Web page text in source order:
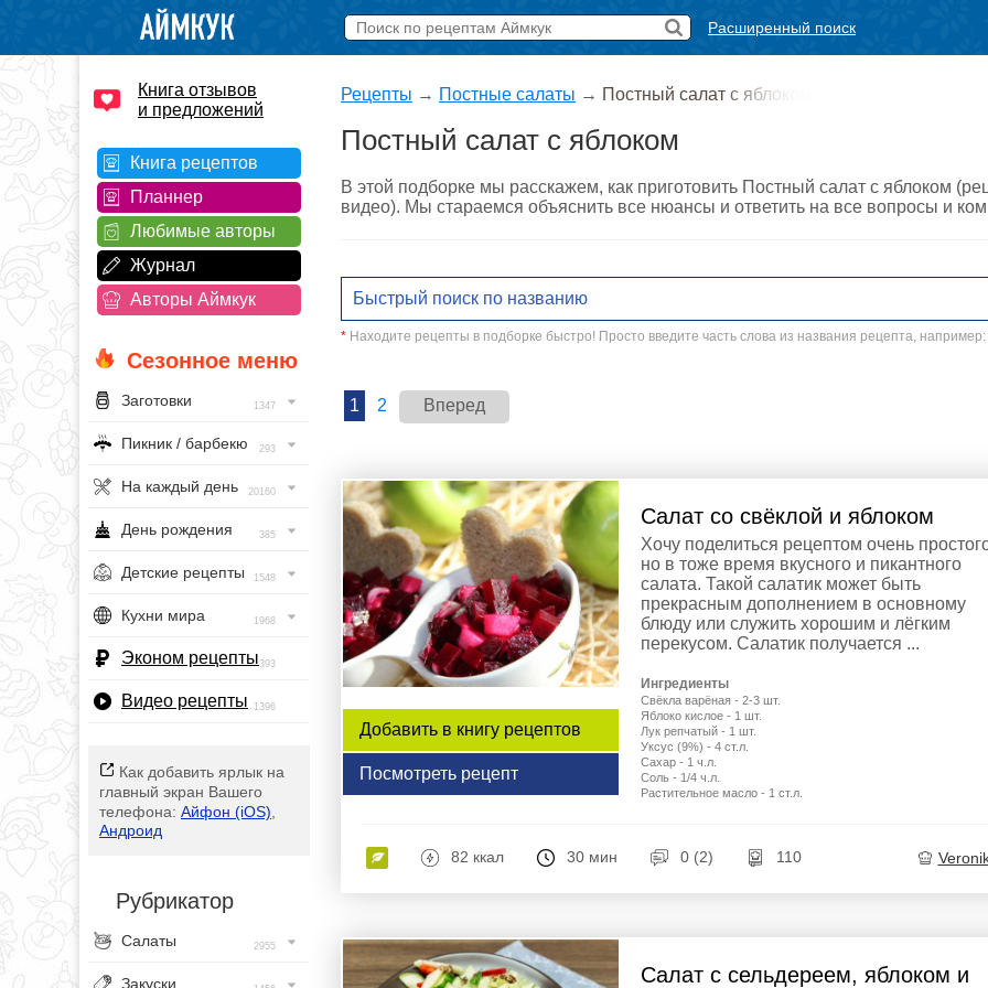
Расширенный поиск
Книга отзывов
и предложений
Книга рецептов
Планнер
Любимые авторы
Журнал
Авторы Аймкук
Сезонное меню
Заготовки 1347
Пикник / барбекю 293
На каждый день 20160
День рождения 385
Детские рецепты 1548
Кухни мира 1968
Эконом рецепты393
Видео рецепты 1396
Как добавить ярлык на
главный экран Вашего
телефона: Айфон (iOS)
Андроид
Рубрикатор
Салаты 2955
Закуски
Рецепты → Постные салаты → Постный салат с яблоком
Постный салат с яблоком
В этой подборке мы расскажем, как приготовить Постный салат с яблоком
видео). Мы стараемся объяснить все нюансы и ответить на все вопросы и
* Находите рецепты в подборке быстро! Просто введите часть слова из названия рецепта, например:
1 2 Вперед
Добавить в книгу рецептов
Посмотреть рецепт
Салат со свёклой и яблоком
Хочу поделиться рецептом очень
но в тоже время вкусного и пикантного
салата. Такой салатик может быть
прекрасным дополнением в основному
блюду или служить хорошим и лёгким
перекусом. Салатик получается ...
Ингредиенты
Свёкла варёная - 2-3 шт.
Яблоко кислое - 1 шт.
Лук репчатый - 1 шт.
Уксус (9%) - 4 ст.л.
Сахар - 1 ч.л.
Соль - 1/4 ч.л.
Растительное масло - 1 ст.л.
82 ккал 30 мин 0 (2) 110
Салат с сельдереем, яблоком и